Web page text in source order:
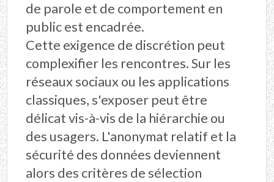
de parole et de comportement en
public est encadrée.
Cette exigence de discrétion peut
complexifier les rencontres. Sur les
réseaux sociaux ou les applications
classiques, s'exposer peut être
délicat vis-à-vis de la hiérarchie ou
des usagers. L'anonymat relatif et la
sécurité des données deviennent
alors des critères de sélection